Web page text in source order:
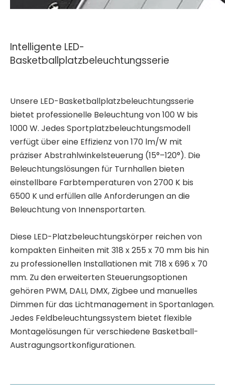
Intelligente LED-
Basketballplatzbeleuchtungsserie
Unsere LED-Basketballplatzbeleuchtungsserie
bietet professionelle Beleuchtung von 100 W bis
1000 W. Jedes Sportplatzbeleuchtungsmodell
verfügt über eine Effizienz von 170 lm/W mit
präziser Abstrahlwinkelsteuerung (15°–120°). Die
Beleuchtungslösungen für Turnhallen bieten
einstellbare Farbtemperaturen von 2700 K bis
6500 K und erfüllen alle Anforderungen an die
Beleuchtung von Innensportarten.
Diese LED-Platzbeleuchtungskörper reichen von
kompakten Einheiten mit 318 x 255 x 70 mm bis hin
zu professionellen Installationen mit 718 x 696 x 70
mm. Zu den erweiterten Steuerungsoptionen
gehören PWM, DALI, DMX, Zigbee und manuelles
Dimmen für das Lichtmanagement in Sportanlagen.
Jedes Feldbeleuchtungssystem bietet flexible
Montagelösungen für verschiedene Basketball-
Austragungsortkonfigurationen.